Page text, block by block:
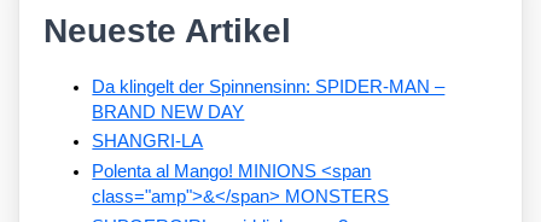
Neueste Artikel
Da klingelt der Spinnensinn: SPIDER-MAN –
BRAND NEW DAY
SHANGRI-LA
Polenta al Mango! MINIONS <span
class="amp">&</span> MONSTERS